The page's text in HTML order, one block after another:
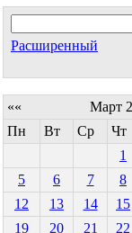
Расширенный
«« Март
Пн
Вт Ср Чт
1
5
6 7 8
12
13 14 15
19
20 21 22